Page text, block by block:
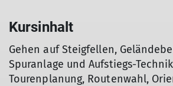
Kursinhalt
Gehen auf Steigfellen,
Spuranlage und Aufstiegs-
Tourenplanung, Routenwahl,